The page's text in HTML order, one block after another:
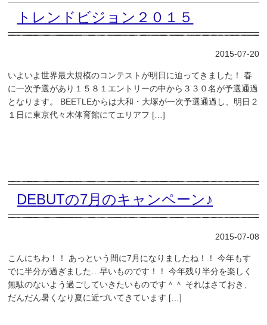
トレンドビジョン２０１５
2015-07-20
いよいよ世界最大規模のコンテストが明日に迫ってきました！ 春
に一次予選があり１５８１エントリーの中から３３０名が予選通過
となります。 BEETLEからは大和・大塚が一次予選通過し、明日２
１日に東京代々木体育館にてエリアフ […]
DEBUTの7月のキャンペーン♪
2015-07-08
こんにちわ！！ あっという間に7月になりましたね！！ 今年もす
でに半分が過ぎました…早いものです！！ 今年残り半分を楽しく
無駄のないよう過ごしていきたいものです＾＾ それはさておき、
だんだん暑くなり夏に近づいてきています […]